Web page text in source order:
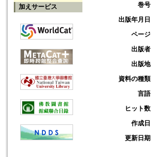
加えサービス
巻号
出版年月日
ページ
出版者
出版地
資料の種類
言語
ヒット数
作成日
更新日期